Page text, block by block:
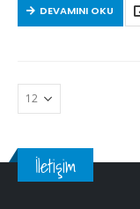
DEVAMINI OKU
İletişim